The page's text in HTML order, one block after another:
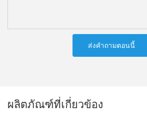
ส่งคำถามตอนนี้
ผลิตภัณฑ์ที่เกี่ยวข้อง